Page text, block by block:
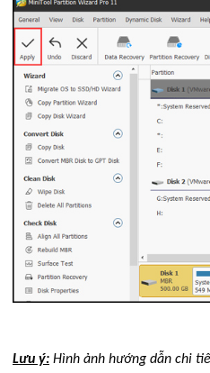
Lưu ý: Hình ảnh hướng dẫn chi